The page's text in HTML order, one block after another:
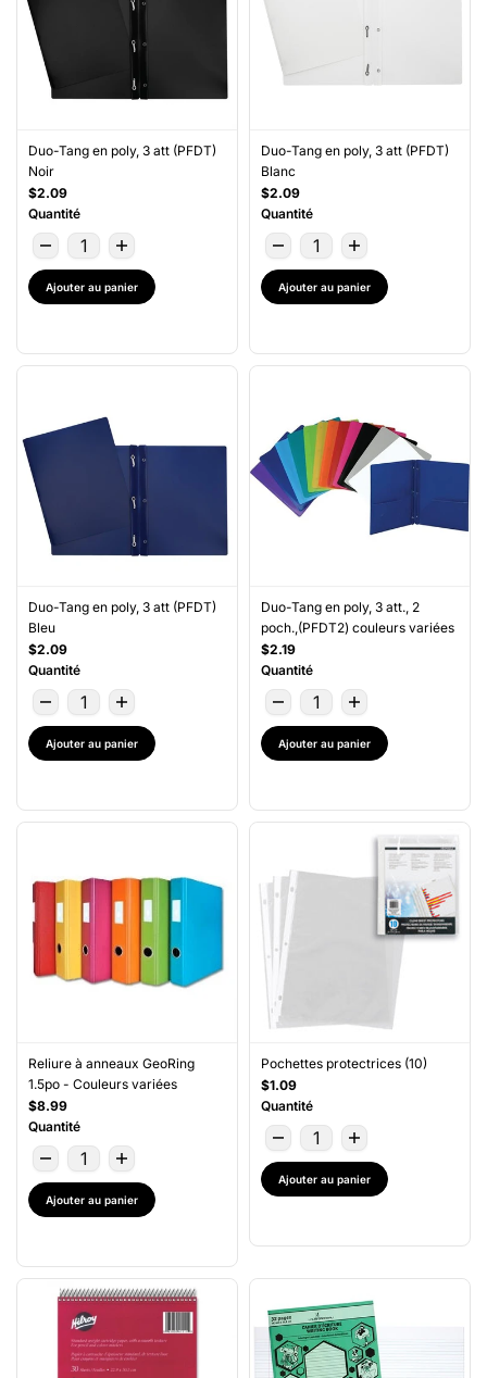
Duo-Tang en poly, 3 att (PFDT)
Noir
$2.09
Quantité
Ajouter au panier
Duo-Tang en poly, 3 att (PFDT)
Blanc
$2.09
Quantité
Ajouter au panier
Duo-Tang en poly, 3 att (PFDT)
Bleu
$2.09
Quantité
Ajouter au panier
Duo-Tang en poly, 3 att., 2
poch.,(PFDT2) couleurs variées
$2.19
Quantité
Ajouter au panier
Reliure à anneaux GeoRing
1.5po - Couleurs variées
$8.99
Quantité
Ajouter au panier
Pochettes protectrices (10)
$1.09
Quantité
Ajouter au panier